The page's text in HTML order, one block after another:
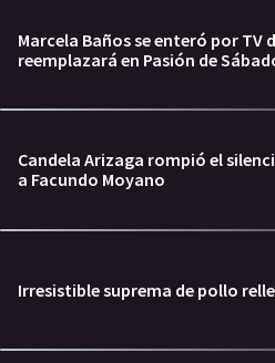
Marcela Baños se enteró por TV
reemplazará en Pasión de
Candela Arizaga rompió el
a Facundo Moyano
Irresistible suprema de pollo